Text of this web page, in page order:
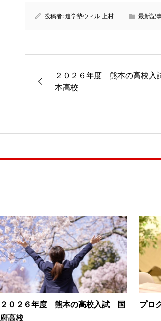
投稿者:進学塾ウィル 上村 最新記
２０２６年度 熊本の高校
本高校
２０２６年度 熊本の高校入試 国
府高校
プロ